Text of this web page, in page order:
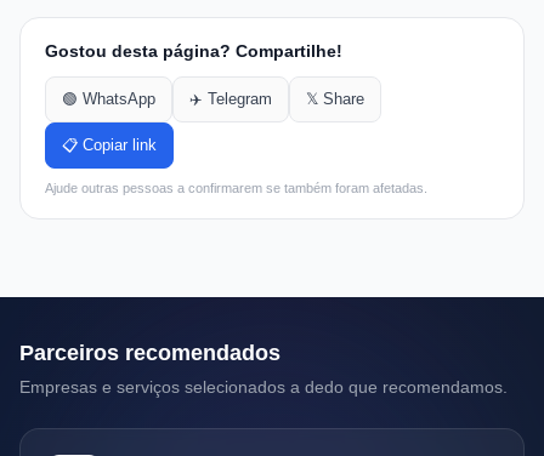
Gostou desta página? Compartilhe!
🟢 WhatsApp ✈️ Telegram 𝕏 Share
📋 Copiar link
Ajude outras pessoas a confirmarem se também foram afetadas.
Parceiros recomendados
Empresas e serviços selecionados a dedo que recomendamos.